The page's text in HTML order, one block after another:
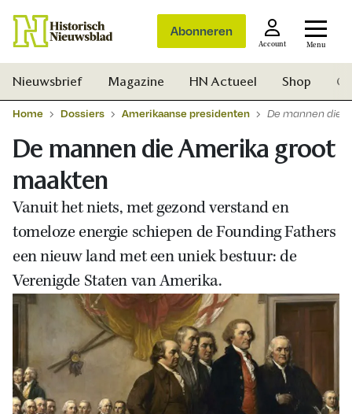
Abonneren
Account Menu
Zoek
Nieuwsbrief Magazine HN Actueel Shop
Home Dossiers Amerikaanse presidenten De mannen die
De mannen die Amerika groot
maakten
Vanuit het niets, met gezond verstand en
tomeloze energie schiepen de Founding Fathers
een nieuw land met een uniek bestuur: de
Verenigde Staten van Amerika.